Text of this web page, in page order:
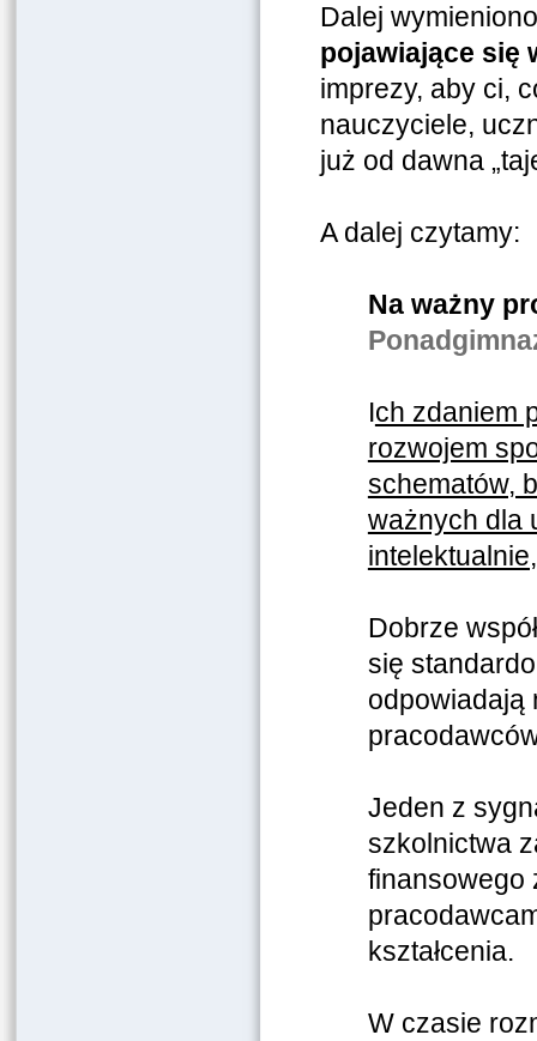
Dalej
pojawiające się
imprezy, aby ci,
nauczyciele,
już od dawna
A dalej czytamy:
Na ważny
Ich zdaniem
rozwojem
schematów,
ważnych dla
Dobrze
się
odpowiadają
Jeden z
szkolnictwa
finansowego
kształcenia.
W czasie